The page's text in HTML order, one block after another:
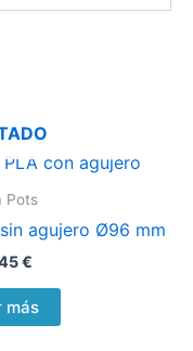
Pots
agujero Ø96 mm
€
más